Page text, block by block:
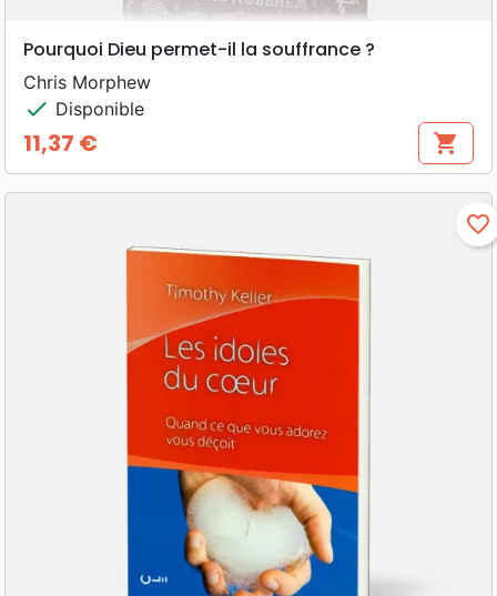
Pourquoi Dieu permet-il la souffrance ?
Chris Morphew
check Disponible
Prix
11,37 € shopping_cart
favorite_border